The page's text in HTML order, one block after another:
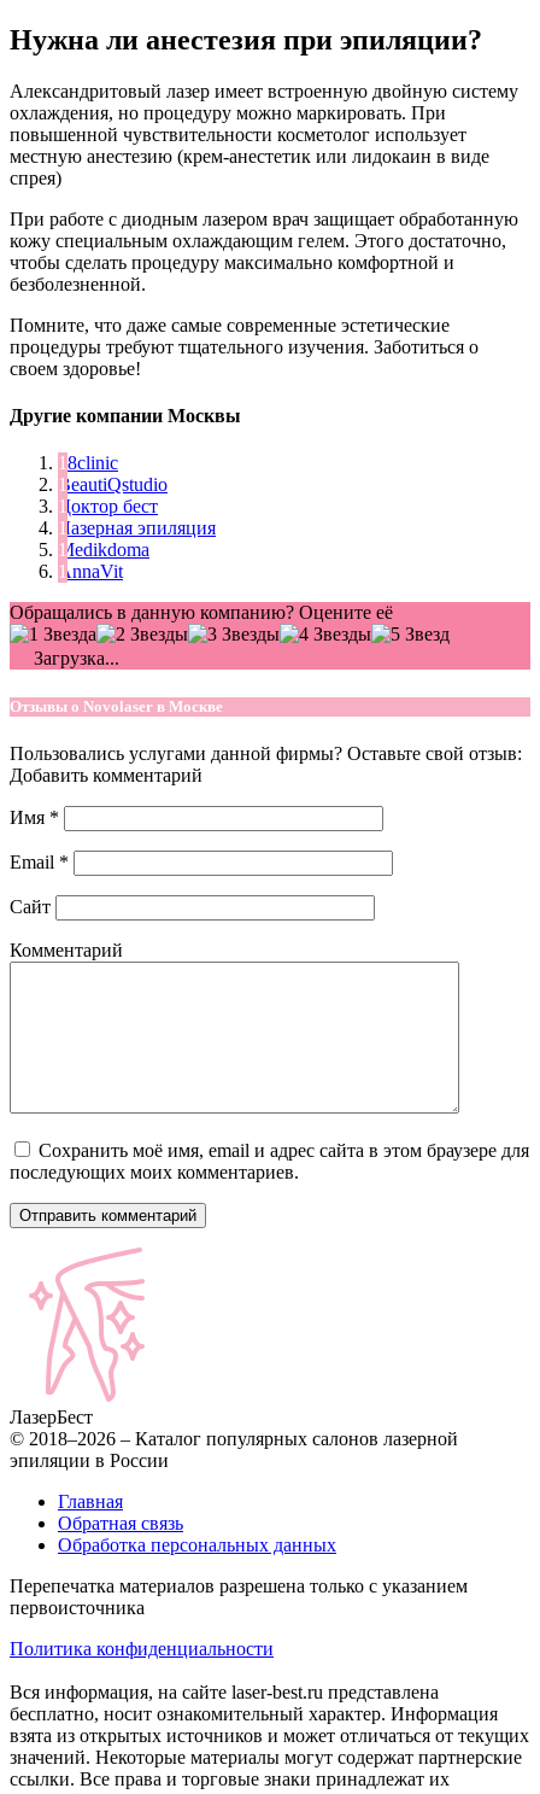
Нужна ли анестезия при эпиляции?
Александритовый лазер имеет встроенную двойную систему
охлаждения, но процедуру можно маркировать. При
повышенной чувствительности косметолог использует
местную анестезию (крем-анестетик или лидокаин в виде
спрея)
При работе с диодным лазером врач защищает обработанную
кожу специальным охлаждающим гелем. Этого достаточно,
чтобы сделать процедуру максимально комфортной и
безболезненной.
Помните, что даже самые современные эстетические
процедуры требуют тщательного изучения. Заботиться о
своем здоровье!
Другие компании Москвы
88clinic
BeautiQstudio
Доктор бест
Лазерная эпиляция
Medikdoma
AnnaVit
Обращались в данную компанию? Оцените её
Загрузка...
Отзывы о Novolaser в Москве
Пользовались услугами данной фирмы? Оставьте свой отзыв:
Добавить комментарий
Имя *
Email *
Сайт
Комментарий
Сохранить моё имя, email и адрес сайта в этом браузере для
последующих моих комментариев.
ЛазерБест
© 2018–2026 – Каталог популярных салонов лазерной
эпиляции в России
Главная
Обратная связь
Обработка персональных данных
Перепечатка материалов разрешена только с указанием
первоисточника
Политика конфиденциальности
Вся информация, на сайте laser-best.ru представлена
бесплатно, носит ознакомительный характер. Информация
взята из открытых источников и может отличаться от текущих
значений. Некоторые материалы могут содержат партнерские
ссылки. Все права и торговые знаки принадлежат их